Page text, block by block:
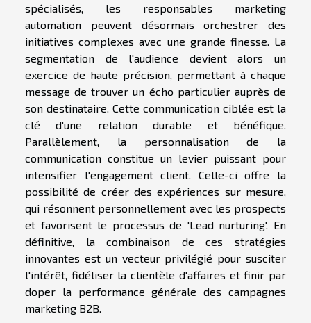
spécialisés, les responsables marketing
automation peuvent désormais orchestrer des
initiatives complexes avec une grande finesse. La
segmentation de l'audience devient alors un
exercice de haute précision, permettant à chaque
message de trouver un écho particulier auprès de
son destinataire. Cette communication ciblée est la
clé d'une relation durable et bénéfique.
Parallèlement, la personnalisation de la
communication constitue un levier puissant pour
intensifier l'engagement client. Celle-ci offre la
possibilité de créer des expériences sur mesure,
qui résonnent personnellement avec les prospects
et favorisent le processus de 'Lead nurturing'. En
définitive, la combinaison de ces stratégies
innovantes est un vecteur privilégié pour susciter
l'intérêt, fidéliser la clientèle d'affaires et finir par
doper la performance générale des campagnes
marketing B2B.